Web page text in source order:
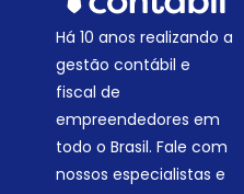
Há 10 anos realizando a
gestão contábil e
fiscal de
empreendedores em
todo o Brasil. Fale com
nossos especialistas e